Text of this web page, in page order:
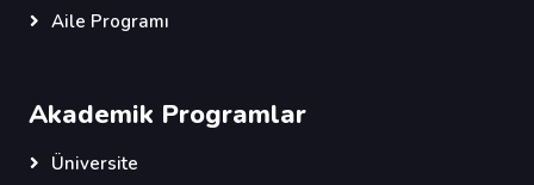
Aile Programı
Akademik Programlar
Üniversite